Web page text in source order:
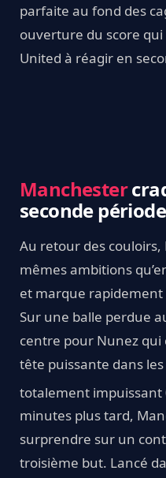
parfaite au fond des
ouverture du score
United à réagir en
Manchester
seconde période
Au retour des
mêmes ambitions
et marque
Sur une balle perdue
centre pour Nunez qui
tête puissante dans les
totalement impuissant
minutes plus tard,
surprendre sur un
troisième but. Lancé